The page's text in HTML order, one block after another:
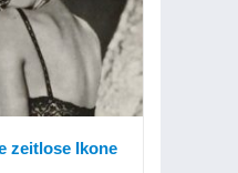
zeitlose Ikone